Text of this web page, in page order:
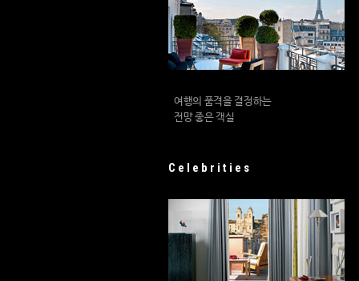
여행의 품격을 결정하는
전망 좋은 객실
Celebrities